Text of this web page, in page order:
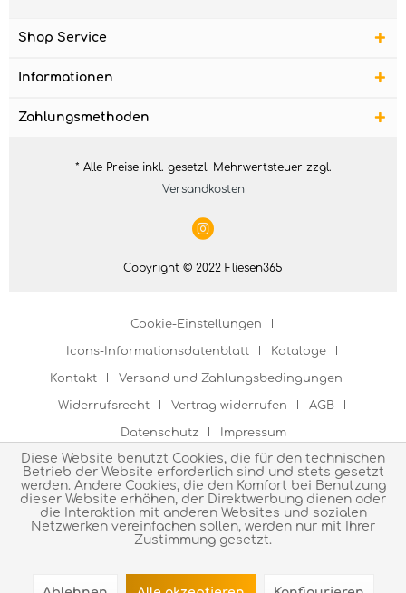
Shop Service
Informationen
Zahlungsmethoden
* Alle Preise inkl. gesetzl. Mehrwertsteuer zzgl.
Versandkosten
Copyright © 2022 Fliesen365
Cookie-Einstellungen
Icons-Informationsdatenblatt Kataloge
Kontakt Versand und Zahlungsbedingungen
Widerrufsrecht Vertrag widerrufen AGB
Datenschutz Impressum
Diese Website benutzt Cookies, die für den technischen
Betrieb der Website erforderlich sind und stets gesetzt
werden. Andere Cookies, die den Komfort bei Benutzung
dieser Website erhöhen, der Direktwerbung dienen oder
die Interaktion mit anderen Websites und sozialen
Netzwerken vereinfachen sollen, werden nur mit Ihrer
Zustimmung gesetzt.